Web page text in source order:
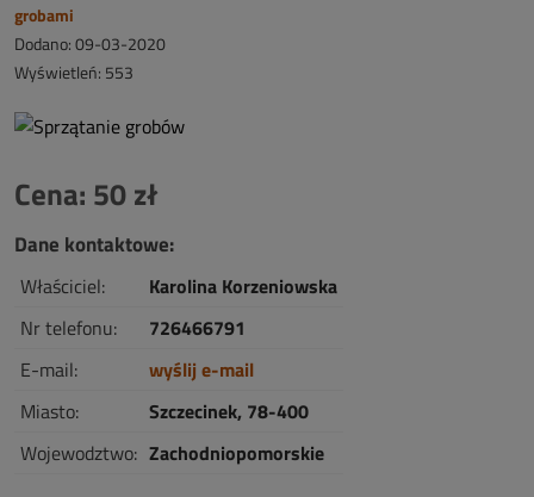
grobami
Dodano: 09-03-2020
Wyświetleń: 553
Cena: 50 zł
Dane kontaktowe:
Właściciel:
Karolina Korzeniowska
Nr telefonu:
726466791
E-mail:
wyślij e-mail
Miasto:
Szczecinek, 78-400
Wojewodztwo: Zachodniopomorskie